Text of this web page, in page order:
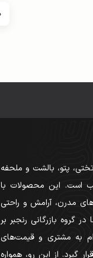
پتو، بالشت و ملحفه
است. این محصولات با
مدرن، آرامش و راحتی
گروه بازرگانی رنجبر بر
به مشتری و قیمت‌های
گیرد. از این رو، همواره